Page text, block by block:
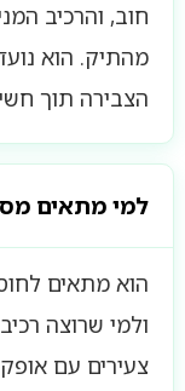
מהתיק. הוא
הצבירה תוך
למי מתאים מסלול עד
הוא מתאים
ולמי שרוצה
צעירים עם